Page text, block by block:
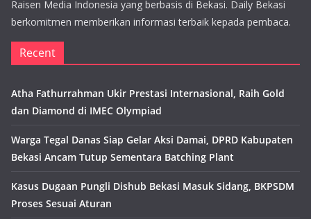
Raisen Media Indonesia yang berbasis di Bekasi. Daily Bekasi
berkomitmen memberikan informasi terbaik kepada pembaca.
Recent
Atha Fathurrahman Ukir Prestasi Internasional, Raih Gold
dan Diamond di IMEC Olympiad
Warga Tegal Danas Siap Gelar Aksi Damai, DPRD Kabupaten
Bekasi Ancam Tutup Sementara Batching Plant
Kasus Dugaan Pungli Dishub Bekasi Masuk Sidang, BKPSDM
Proses Sesuai Aturan